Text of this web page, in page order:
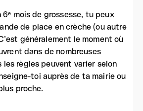
6ᵉ mois de grossesse, tu peux
de place en crèche (ou autre
généralement le moment où
dans de nombreuses
les règles peuvent varier selon
toi auprès de ta mairie ou
proche.